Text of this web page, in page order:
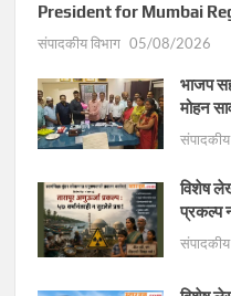
President for Mumbai
संपादकीय विभाग 05/08/2026
भाजप
मोहन
संपादकीय
विशेष
प्रकल्प
संपादकीय